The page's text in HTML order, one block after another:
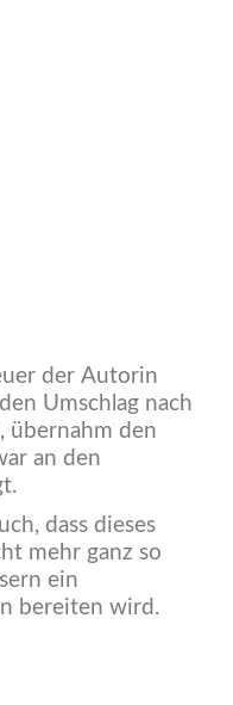
der Autorin
Umschlag nach
übernahm den
an den
dass dieses
mehr ganz so
ein
bereiten wird.